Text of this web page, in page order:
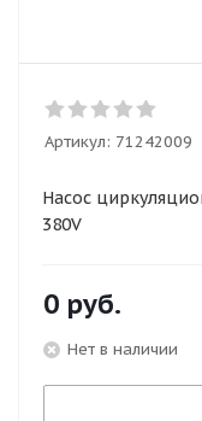
Артикул: 71242009
Насос
380V
0 руб.
Нет в наличии